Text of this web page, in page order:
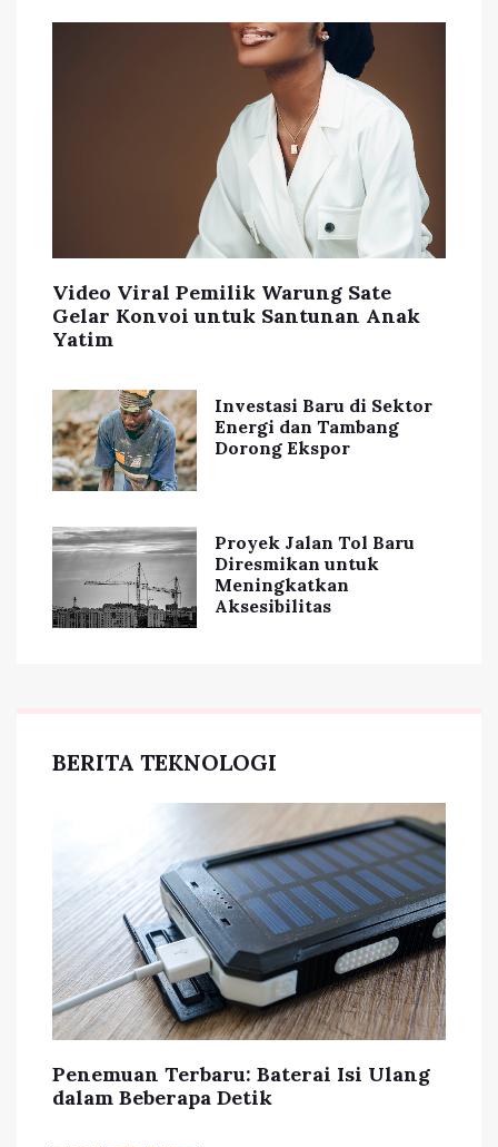
Video Viral Pemilik Warung Sate
Gelar Konvoi untuk Santunan Anak
Yatim
Investasi Baru di Sektor
Energi dan Tambang
Dorong Ekspor
Proyek Jalan Tol Baru
Diresmikan untuk
Meningkatkan
Aksesibilitas
BERITA TEKNOLOGI
Penemuan Terbaru: Baterai Isi Ulang
dalam Beberapa Detik